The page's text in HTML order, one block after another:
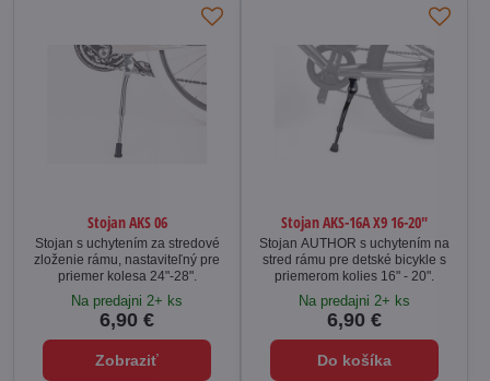
Stojan AKS 06
Stojan s uchytením za stredové
zloženie rámu, nastaviteľný pre
priemer kolesa 24"-28".
Na predajni 2+ ks
6,90 €
Zobraziť
Stojan AKS-16A X9 16-20"
Stojan AUTHOR s uchytením na
stred rámu pre detské bicykle s
priemerom kolies 16" - 20".
Na predajni 2+ ks
6,90 €
Do košíka